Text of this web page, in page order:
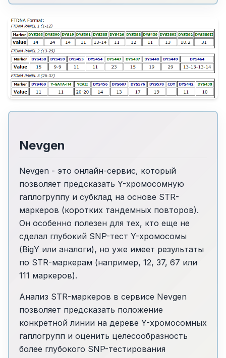
Nevgen
Nevgen - это онлайн-сервис, который
позволяет предсказать Y-хромосомную
гаплогруппу и субклад на основе STR-
маркеров (коротких тандемных повторов).
Он особенно полезен для тех, кто еще не
сделал глубокий SNP-тест Y-хромосомы
(BigY или аналоги), но уже имеет результаты
по STR-маркерам (например, 12, 37, 67 или
111 маркеров).
Анализ STR-маркеров в сервисе Nevgen
позволяет предсказать положение
конкретной линии на дереве Y-хромосомных
гаплогрупп и оценить целесообразность
более глубокого SNP-тестирования